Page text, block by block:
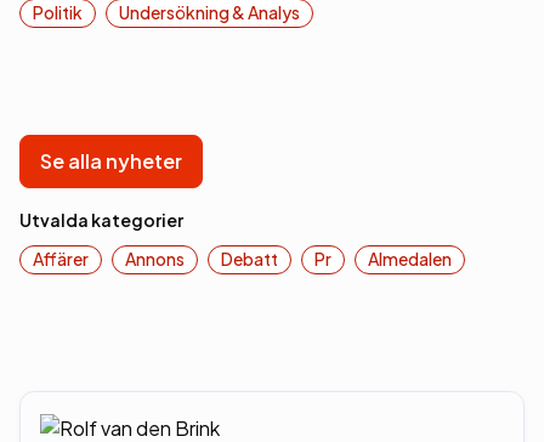
Politik Undersökning & Analys
Se alla nyheter
Utvalda kategorier
Affärer
Annons Debatt Pr Almedalen